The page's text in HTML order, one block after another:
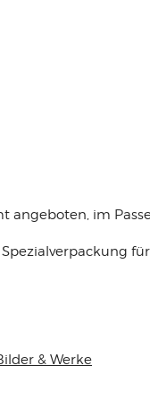
angeboten, im
& Werke